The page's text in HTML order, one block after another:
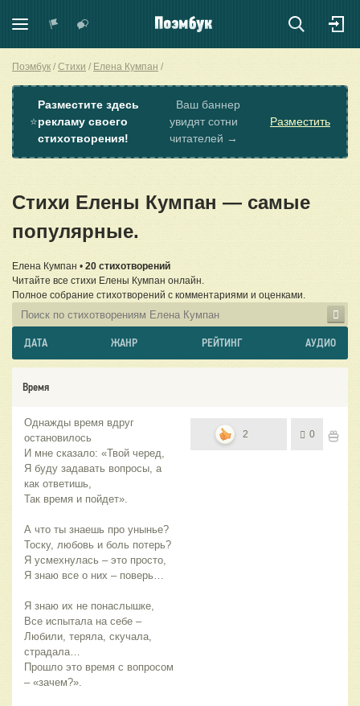
Поэмбук Стихи Елена Кумпан
⭐
Разместите здесь
рекламу своего
стихотворения!
Ваш баннер
увидят сотни
читателей →
Разместить
Стихи Елены Кумпан — самые
популярные.
Елена Кумпан • 20 стихотворений
Читайте все стихи Елены Кумпан онлайн.
Полное собрание стихотворений с комментариями и оценками.
ДАТА ЖАНР РЕЙТИНГ АУДИО
Время
Однажды время вдруг
остановилось
И мне сказало: «Твой черед,
Я буду задавать вопросы, а
как ответишь,
Так время и пойдет».
А что ты знаешь про унынье?
Тоску, любовь и боль потерь?
Я усмехнулась – это просто,
Я знаю все о них – поверь…
Я знаю их не понаслышке,
Все испытала на себе –
Любили, теряла, скучала,
страдала…
Прошло это время с вопросом
– «зачем?».
2 0